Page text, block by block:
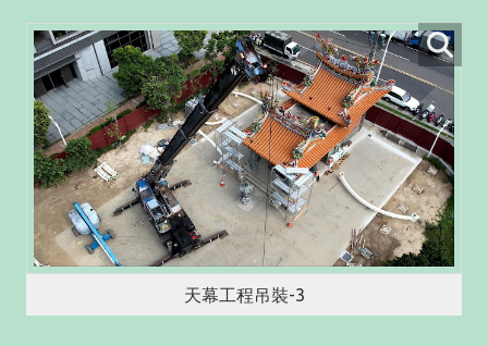
天幕工程吊裝-3